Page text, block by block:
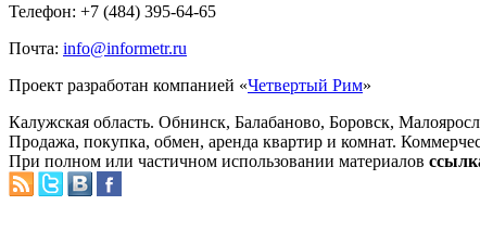
Телефон: +7 (484) 395-64-65
Почта: info@informetr.ru
Проект разработан компанией «Четвертый Рим»
Калужская область. Обнинск, Балабаново, Боровск,
Продажа, покупка, обмен, аренда квартир и комнат.
При полном или частичном использовании материалов